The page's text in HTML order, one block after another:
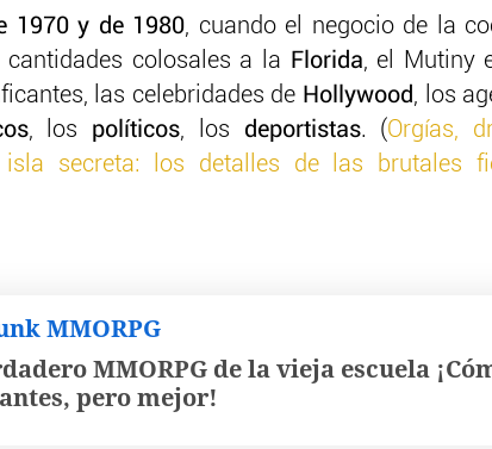
1970 y de 1980, cuando el negocio de la
cantidades colosales a la
Florida, el Mutiny
las celebridades de Hollywood, los
, los políticos, los deportistas. (Orgías,
isla secreta: los detalles de las brutales
MMORPG
MMORPG de la vieja escuela
pero mejor!